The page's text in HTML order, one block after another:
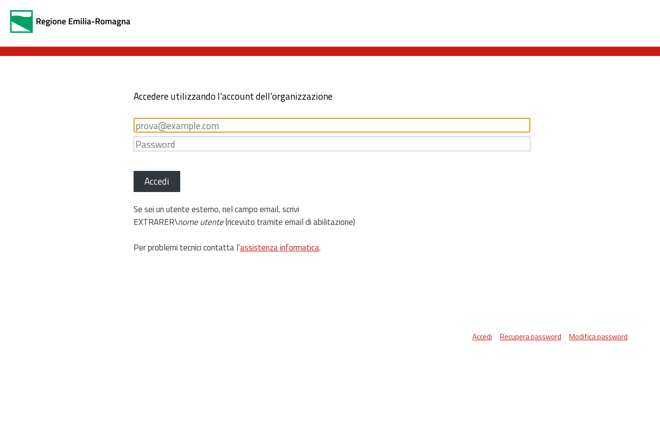
Accedere utilizzando l'account dell'organizzazione
Accedi
Se sei un utente esterno, nel campo email, scrivi
EXTRARER\nome utente(ricevuto tramite email di abilitazione)
Per problemi tecnici contatta l’assistenza informatica.
Accedi Recupera password Modifica password